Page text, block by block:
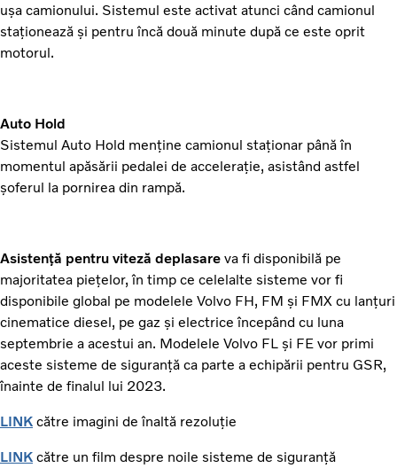
ușa camionului. Sistemul este activat atunci când camionul
staționează și pentru încă două minute după ce este oprit
motorul.
Auto Hold
Sistemul Auto Hold menține camionul staționar până în
momentul apăsării pedalei de accelerație, asistând astfel
șoferul la pornirea din rampă.
Asistență pentru viteză deplasare va fi disponibilă pe
majoritatea piețelor, în timp ce celelalte sisteme vor fi
disponibile global pe modelele Volvo FH, FM și FMX cu lanțuri
cinematice diesel, pe gaz și electrice începând cu luna
septembrie a acestui an. Modelele Volvo FL și FE vor primi
aceste sisteme de siguranță ca parte a echipării pentru GSR,
înainte de finalul lui 2023.
LINK către imagini de înaltă rezoluție
LINK către un film despre noile sisteme de siguranță